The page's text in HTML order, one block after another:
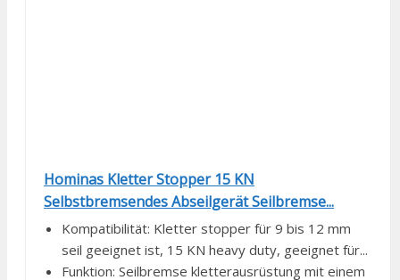
Hominas Kletter Stopper 15 KN
Selbstbremsendes Abseilgerät Seilbremse...
Kompatibilität: Kletter stopper für 9 bis 12 mm
seil geeignet ist, 15 KN heavy duty, geeignet für...
Funktion: Seilbremse kletterausrüstung mit einem